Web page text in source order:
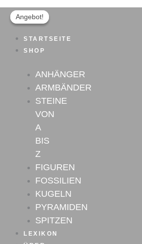
Inhalt
STARTSEITE
SHOP
ANHÄNGER
ARMBÄNDER
STEINE
VON
A
BIS
Z
FIGUREN
FOSSILIEN
KUGELN
PYRAMIDEN
SPITZEN
LEXIKON
Pyramide
Nr.1
Angebot!
Angebot!